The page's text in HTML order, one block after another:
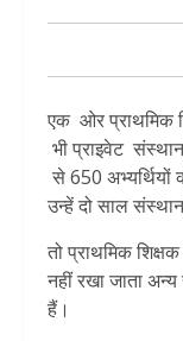
एक ओर प्राथमिक
भी प्राइवेट
से 650 अभ्यर्थियों
उन्हें दो साल
तो प्राथमिक
नहीं रखा जाता अन्य
हैं।